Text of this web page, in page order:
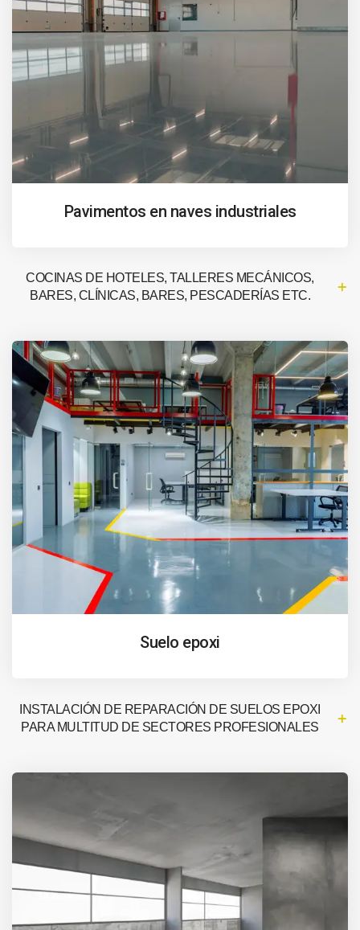
Pavimentos en naves industriales
COCINAS DE HOTELES, TALLERES MECÁNICOS,
BARES, CLÍNICAS, BARES, PESCADERÍAS ETC.
Suelo epoxi
INSTALACIÓN DE REPARACIÓN DE SUELOS EPOXI
PARA MULTITUD DE SECTORES PROFESIONALES